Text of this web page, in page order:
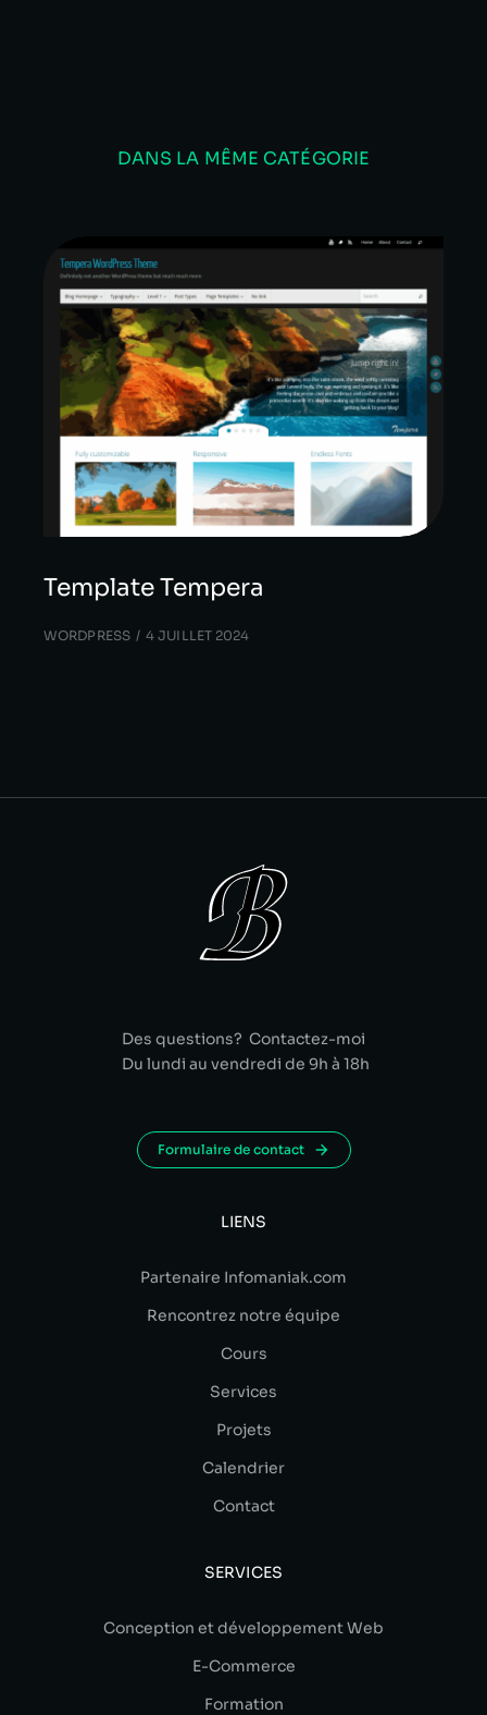
DANS LA MÊME CATÉGORIE
Template Tempera
WORDPRESS 4 JUILLET 2024
Des questions? Contactez-moi
Du lundi au vendredi de 9h à 18h
Formulaire de contact
LIENS
Partenaire Infomaniak.com
Rencontrez notre équipe
Cours
Services
Projets
Calendrier
Contact
SERVICES
Conception et développement Web
E-Commerce
Formation